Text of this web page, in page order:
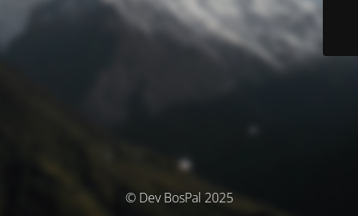
© Dev BosPal 2025